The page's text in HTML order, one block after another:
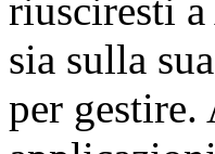
riusciresti
sia sulla
per gestire.